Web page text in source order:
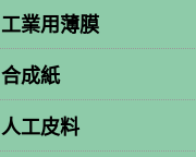
工業用薄膜
合成紙
人工皮料